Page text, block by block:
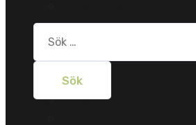
تظاهرات
ملاقات ها
سيمينارها
قوانين ومقررات جديد
مقالات
efter: